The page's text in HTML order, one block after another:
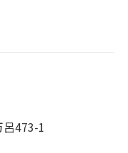
473-1